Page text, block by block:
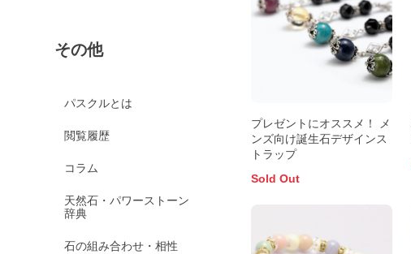
その他
パスクルとは
閲覧履歴
コラム
天然石・パワーストーン
辞典
石の組み合わせ・相性
プレゼントにオススメ！ メ
ンズ向け誕生石デザインス
トラップ
Sold Out